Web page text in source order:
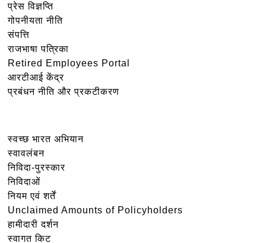
प्रेस विज्ञप्ति
गोपनीयता नीति
संपत्ति
राजभाषा पत्रिका
Retired Employees Portal
आरटीआई केंद्र
प्रबंधन नीति और प्रकटीकरण
स्वच्छ भारत अभियान
स्वावलंबन
निविदा-पुरस्कार
निविदाओं
नियम एवं शर्तें
Unclaimed Amounts of Policyholders
हामीदारी दर्शन
स्वागत किट